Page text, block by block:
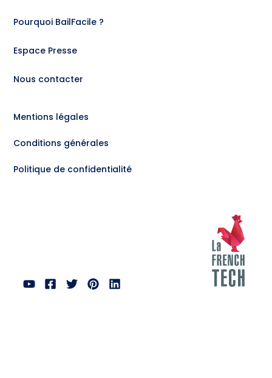
Pourquoi BailFacile ?
Espace Presse
Nous contacter
Mentions légales
Conditions générales
Politique de confidentialité